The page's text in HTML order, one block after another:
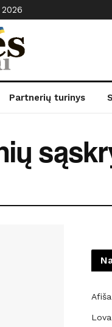
Partnerių turinys
Afiša